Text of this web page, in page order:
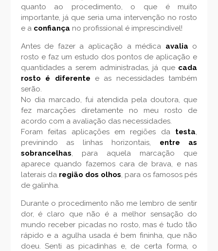
quanto ao procedimento, o que é muito
importante, já que seria uma intervenção no rosto
e a confiança no profissional é imprescindível!
Antes de fazer a aplicação a médica avalia o
rosto e faz um estudo dos pontos de aplicação e
quantidades a serem administradas, já que cada
rosto é diferente e as necessidades também
serão.
No dia marcado, fui atendida pela doutora, que
fez marcações diretamente no meu rosto de
acordo com a avaliação das necessidades.
Foram feitas aplicações em regiões da testa,
previnindo as linhas horizontais, entre as
sobrancelhas, para aquela marcação que
aparece quando fazemos cara de brava, e nas
laterais da região dos olhos, para os famosos pés
de galinha.
Durante o procedimento não me lembro de sentir
dor, é claro que não é a melhor sensação do
mundo receber picadas no rosto, mas é tudo tão
rápido e a agulha usada é bem fininha, que não
doeu. Senti as picadinhas e, de certa forma, o